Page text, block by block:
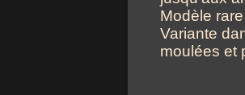
Modèle
Variante
moulées et